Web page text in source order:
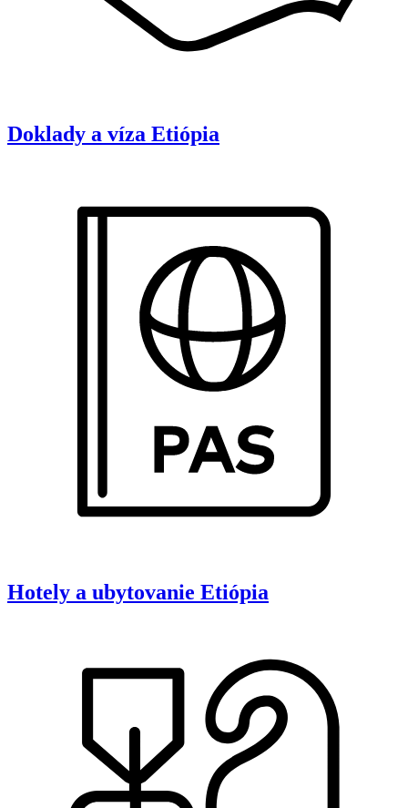
Doklady a víza Etiópia
Hotely a ubytovanie Etiópia